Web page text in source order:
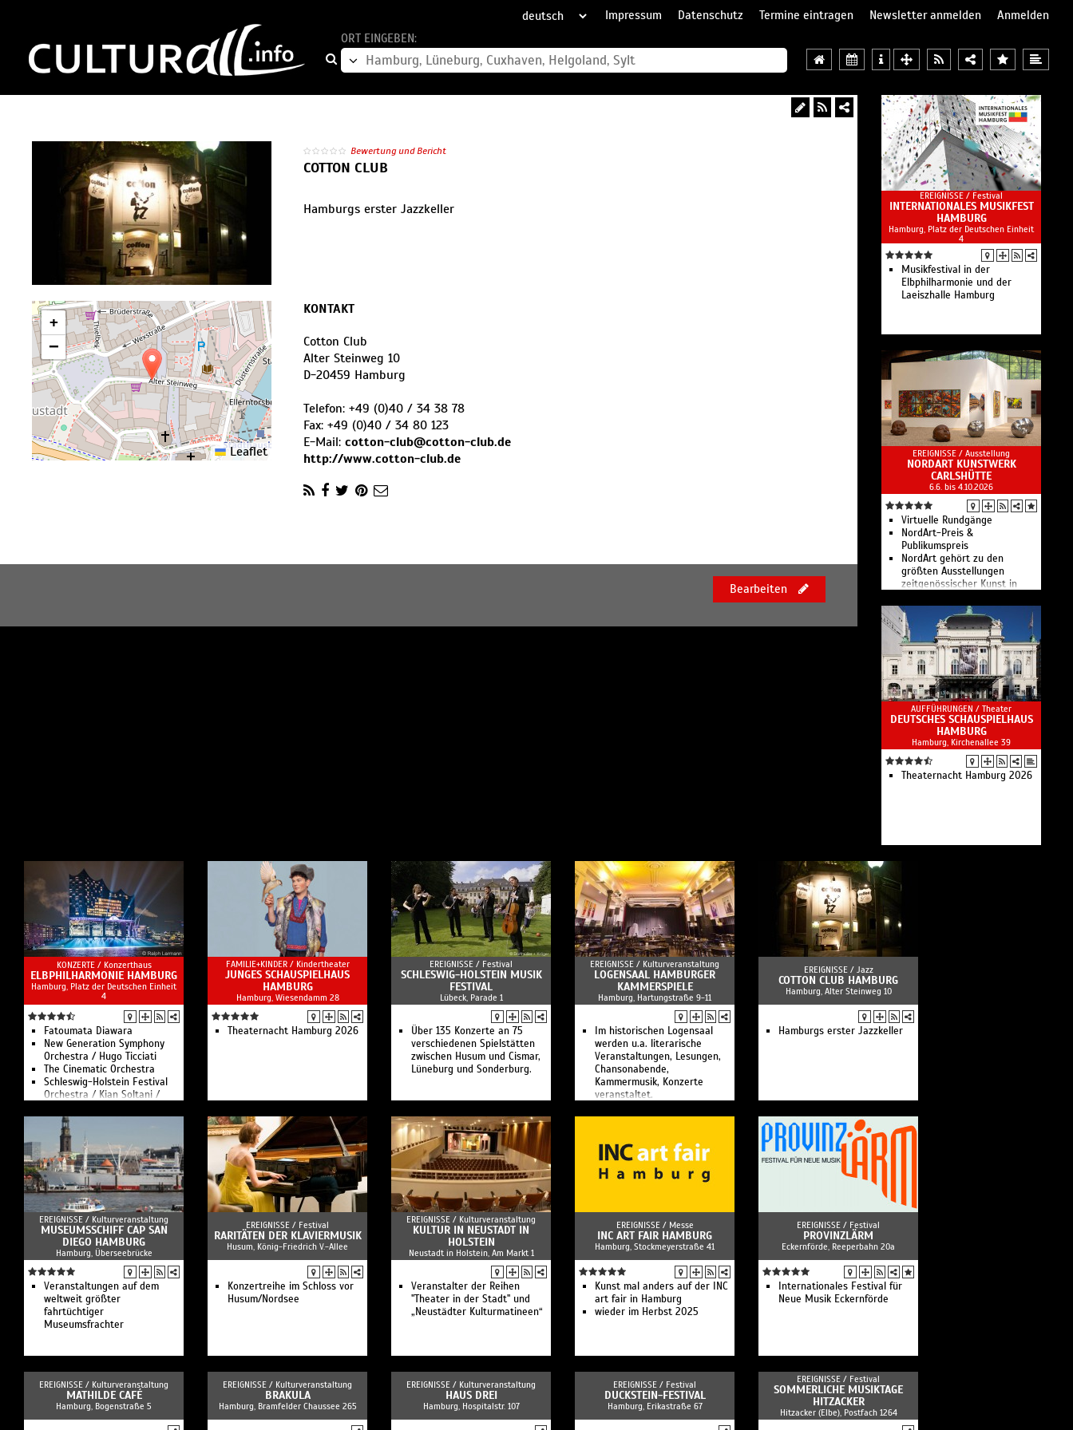
Impressum Datenschutz Termine eintragen Newsletter anmelden
Anmelden
ORT EINGEBEN:
Bewertung und Bericht
COTTON CLUB
Hamburgs erster Jazzkeller
+
−
Leaflet
KONTAKT
Cotton Club
Alter Steinweg 10
D-20459 Hamburg
Telefon: +49 (0)40 / 34 38 78
Fax: +49 (0)40 / 34 80 123
E-Mail: cotton-club@cotton-club.de
http://www.cotton-club.de
Bearbeiten
EREIGNISSE / Festival
INTERNATIONALES MUSIKFEST
HAMBURG
Hamburg, Platz der Deutschen Einheit
4
Musikfestival in der
Elbphilharmonie und der
Laeiszhalle Hamburg
EREIGNISSE / Ausstellung
NORDART KUNSTWERK
CARLSHÜTTE
6.6. bis 4.10.2026
Virtuelle Rundgänge
NordArt-Preis &
Publikumspreis
NordArt gehört zu den
größten Ausstellungen
zeitgenössischer Kunst in
AUFFÜHRUNGEN / Theater
DEUTSCHES SCHAUSPIELHAUS
HAMBURG
Hamburg, Kirchenallee 39
Theaternacht Hamburg 2026
KONZERTE / Konzerthaus
ELBPHILHARMONIE HAMBURG
Hamburg, Platz der Deutschen Einheit
4
Fatoumata Diawara
New Generation Symphony
Orchestra / Hugo Ticciati
The Cinematic Orchestra
Schleswig-Holstein Festival
Orchestra / Kian Soltani /
Royal Swedish Orchestra /
Nina Stemme / Alan Gilbert
Arthur Verocai & Nu
Civilisation Orchestra
Ukrainian Freedom Orchestra
/ Julia Kleiter / Keri-Lynn
Wilson
John Scofield
Mariza
Richard Galliano
Royal Stockholm Philharmonic
Orchestra / Xavier de Maistre
/ Ryan Bancroft
Time for Three
Johan Dalene / Christian Ihle
Hadland
Gustav Mahler
Montréal / Alisa Weilerstein /
Rafael Payare
Best of Poetry Slam
Kansas City Symphony / Gil
Shaham / Matthias Pintscher
FAMILIE+KINDER / Kindertheater
JUNGES SCHAUSPIELHAUS
HAMBURG
Hamburg, Wiesendamm 28
Theaternacht Hamburg 2026
EREIGNISSE / Festival
SCHLESWIG-HOLSTEIN MUSIK
FESTIVAL
Lübeck, Parade 1
Über 135 Konzerte an 75
verschiedenen Spielstätten
zwischen Husum und Cismar,
Lüneburg und Sonderburg.
EREIGNISSE / Kulturveranstaltung
LOGENSAAL HAMBURGER
KAMMERSPIELE
Hamburg, Hartungstraße 9-11
Im historischen Logensaal
werden u.a. literarische
Veranstaltungen, Lesungen,
Chansonabende,
Kammermusik, Konzerte
veranstaltet.
EREIGNISSE / Jazz
COTTON CLUB HAMBURG
Hamburg, Alter Steinweg 10
Hamburgs erster Jazzkeller
EREIGNISSE / Kulturveranstaltung
MUSEUMSSCHIFF CAP SAN
DIEGO HAMBURG
Hamburg, Überseebrücke
Veranstaltungen auf dem
weltweit größter
fahrtüchtiger
Museumsfrachter
EREIGNISSE / Festival
RARITÄTEN DER KLAVIERMUSIK
Husum, König-Friedrich V.-Allee
Konzertreihe im Schloss vor
Husum/Nordsee
EREIGNISSE / Kulturveranstaltung
KULTUR IN NEUSTADT IN
HOLSTEIN
Neustadt in Holstein, Am Markt 1
Veranstalter der Reihen
"Theater in der Stadt" und
„Neustädter Kulturmatineen“
EREIGNISSE / Messe
INC ART FAIR HAMBURG
Hamburg, Stockmeyerstraße 41
Kunst mal anders auf der INC
art fair in Hamburg
wieder im Herbst 2025
EREIGNISSE / Festival
PROVINZLÄRM
Eckernförde, Reeperbahn 20a
Internationales Festival für
Neue Musik Eckernförde
EREIGNISSE / Kulturveranstaltung
MATHILDE CAFÉ
Hamburg, Bogenstraße 5
EREIGNISSE / Kulturveranstaltung
BRAKULA
Hamburg, Bramfelder Chaussee 265
EREIGNISSE / Kulturveranstaltung
HAUS DREI
Hamburg, Hospitalstr. 107
EREIGNISSE / Festival
DUCKSTEIN-FESTIVAL
Hamburg, Erikastraße 67
EREIGNISSE / Festival
SOMMERLICHE MUSIKTAGE
HITZACKER
Hitzacker (Elbe), Postfach 1264